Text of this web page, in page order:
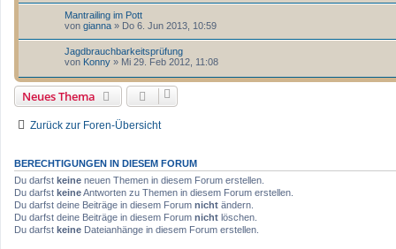
Mantrailing im Pott
von gianna » Do 6. Jun 2013, 10:59
Jagdbrauchbarkeitsprüfung
von Konny » Mi 29. Feb 2012, 11:08
Neues Thema
Zurück zur Foren-Übersicht
BERECHTIGUNGEN IN DIESEM FORUM
Du darfst keine neuen Themen in diesem Forum erstellen.
Du darfst keineAntworten zu Themen in diesem Forum erstellen.
Du darfst deine Beiträge in diesem Forum nicht ändern.
Du darfst deine Beiträge in diesem Forum nicht löschen.
Du darfst keine Dateianhänge in diesem Forum erstellen.